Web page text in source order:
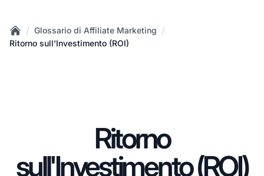
Home
/ Glossario di Affiliate Marketing /
Ritorno sull'Investimento (ROI)
Ritorno
sull'Investimento (ROI)